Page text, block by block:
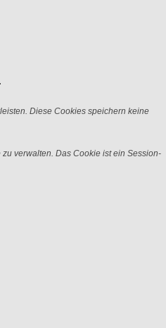
Diese Cookies speichern keine
verwalten. Das Cookie ist ein Session-